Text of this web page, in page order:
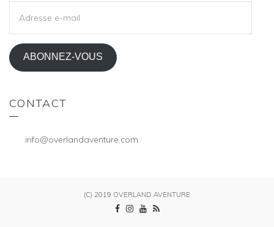
MAIL
ABONNEZ-VOUS
CONTACT
info@overlandaventure.com
(C) 2019 OVERLAND AVENTURE